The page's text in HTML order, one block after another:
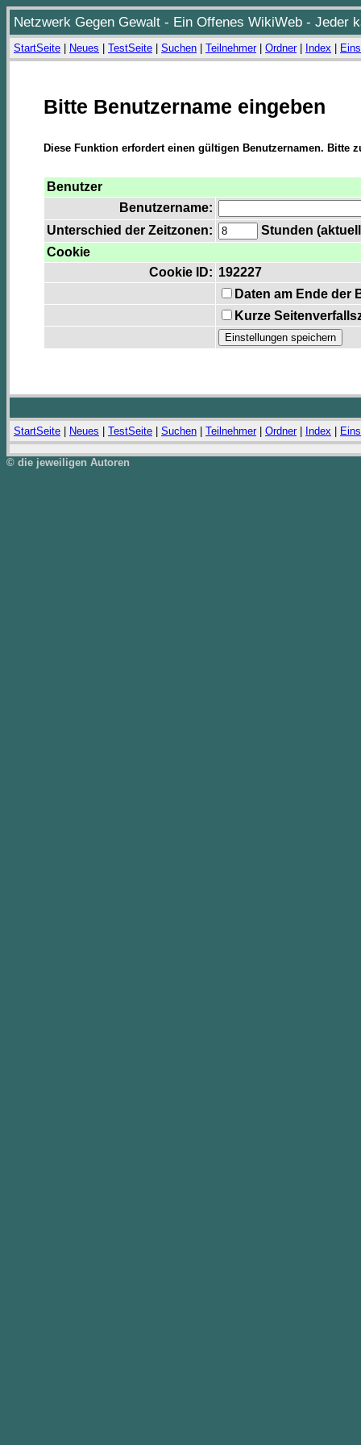
Netzwerk Gegen Gewalt - Ein Offenes WikiWeb - Jeder
StartSeite Neues TestSeite Suchen Teilnehmer| Ordner| Index
Bitte Benutzername eingeben
Diese Funktion erfordert einen gültigen Benutzernamen. Bitte
Benutzer
Benutzername:
Unterschied der Zeitzonen:
Stunden
Cookie
Cookie ID: 192227
Daten am Ende der
Kurze
StartSeite Neues TestSeite Suchen Teilnehmer| Ordner| Index
© die jeweiligen Autoren